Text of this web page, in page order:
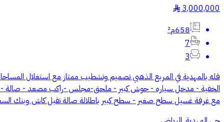
3,000,000
§
658م²
7
3
الخفية - مدخل سياره - حوش كبير - ملحق-مجلس -راكب مصعد - صالة -فناء
مع غرفة غسيل سطح صغير - سطح كبير باطلالة صالة تقبل كاش وبنك السعر 3 مليون و200 الف صافي قابل للتفاوض للتواصل مكتب دانة الغرب للعقارات ((رقم المعلن يظهر عند